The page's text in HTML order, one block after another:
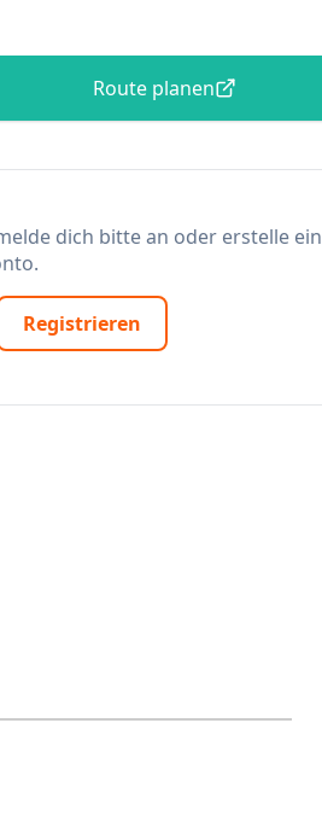
Route planen
dich bitte an oder erstelle ein
Registrieren